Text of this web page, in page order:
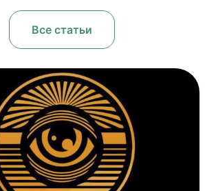
Все статьи